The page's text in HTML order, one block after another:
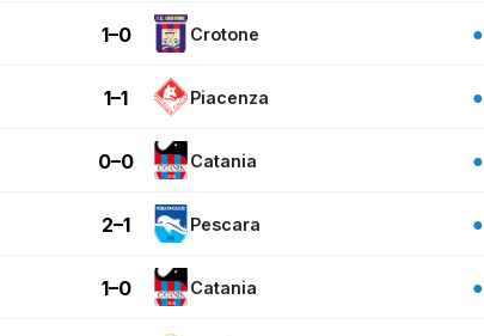
1–0 Crotone ●
1–1 Piacenza ●
0–0 Catania ●
2–1 Pescara ●
1–0 Catania ●